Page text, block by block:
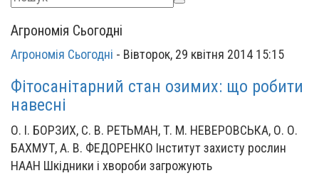
Агрономія Сьогодні
Агрономія Сьогодні - Вівторок, 29 квітня 2014 15:15
Фітосанітарний стан озимих: що робити
навесні
О. І. БОРЗИХ, С. В. РЕТЬМАН, Т. М. НЕВЕРОВСЬКА, О. О.
БАХМУТ, А. В. ФЕДОРЕНКО Інститут захисту рослин
НААН Шкідники і хвороби загрожують